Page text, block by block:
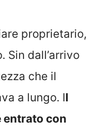
proprietario,
Sin dall’arrivo
che il
a lungo. Il
entrato con